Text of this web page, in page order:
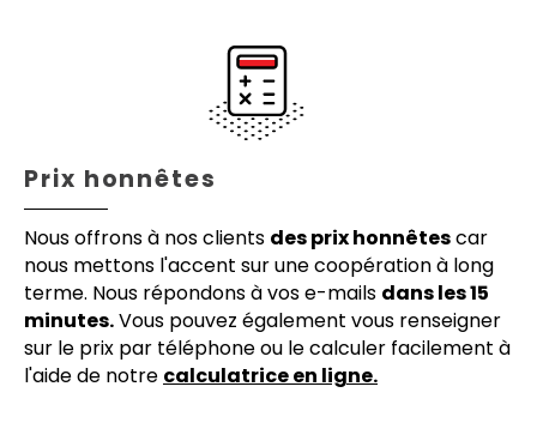
Prix honnêtes
Nous offrons à nos clients des prix honnêtescar
nous mettons l'accent sur une coopération à long
terme. Nous répondons à vos e-mails dans les 15
minutes.Vous pouvez également vous renseigner
sur le prix par téléphone ou le calculer facilement à
l'aide de notre calculatrice en ligne.